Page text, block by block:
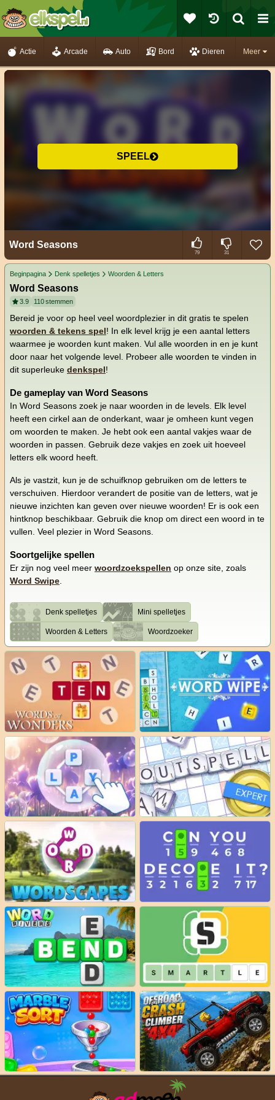
Meer
Actie Arcade Auto Bord Dieren
SPEEL
Word Seasons
79 31
Beginpagina Denk spelletjes Woorden & Letters
Word Seasons
3.9 110stemmen
Bereid je voor op heel veel woordplezier in dit gratis te spelen
woorden & tekens spel! In elk level krijg je een aantal letters
waarmee je woorden kunt maken. Vul alle woorden in en je kunt
door naar het volgende level. Probeer alle woorden te vinden in
dit superleuke denkspel!
De gameplay van Word Seasons
In Word Seasons zoek je naar woorden in de levels. Elk level
heeft een cirkel aan de onderkant, waar je omheen kunt vegen
om woorden te maken. Je hebt ook een aantal vakjes waar de
woorden in passen. Gebruik deze vakjes en zoek uit hoeveel
letters elk woord heeft.
Als je vastzit, kun je de schuifknop gebruiken om de letters te
verschuiven. Hierdoor verandert de positie van de letters, wat je
nieuwe inzichten kan geven over nieuwe woorden! Er is ook een
hintknop beschikbaar. Gebruik die knop om direct een woord in te
vullen. Veel plezier in Word Seasons.
Soortgelijke spellen
Er zijn nog veel meer woordzoekspellen op onze site, zoals
Word Swipe.
Denk spelletjes Mini spelletjes
Woorden & Letters Woordzoeker